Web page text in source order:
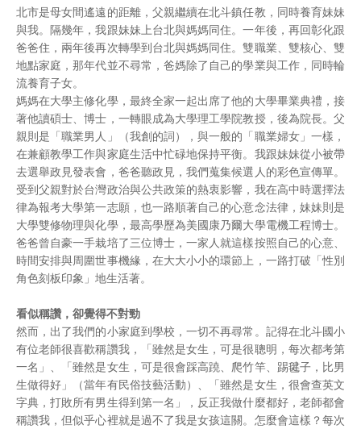
北市是母女間遙遠的距離，父親繼續在北斗鎮任教，同時養育妹妹
與我。隔幾年，我跟妹妹上台北與媽媽同住。一年後，再回彰化跟
爸爸住，兩年後再次轉學到台北與媽媽同住。雙職業、雙核心、雙
地點家庭，那年代並不尋常，爸媽除了自己的學業與工作，同時輪
流養育子女。
媽媽在大學主修化學，最終全家一起出席了他的大學畢業典禮，接
著他讀碩士、博士，一轉眼成為大學理工學院教授，後為院長。父
親則是「職業男人」（我創的詞），與一般的「職業婦女」一樣，
在兼顧教學工作與家庭生活中忙碌地保持平衡。我跟妹妹從小被帶
去選舉政見發表會，爸爸聽政見，我們蒐集候選人的彩色宣傳單。
受到父親對於台灣政治與公共政策的熱衷影響，我在高中時選擇法
律為報考大學第一志願，也一路順著自己的心意念法律，妹妹則是
大學雙修物理與化學，最高學歷為美國康乃爾大學電機工程博士。
爸爸曾自豪一手栽培了三位博士，一家人就這樣按照自己的心意、
時間安排與周圍世事機緣，在大大小小的環節上，一路打破「性別
角色刻板印象」地生活著。
看似稱讚，卻覺得不對勁
然而，出了我們的小家庭到學校，一切不再尋常。記得在北斗國小
有位老師很喜歡稱讚我，「雖然是女生，可是很聰明，每次都考第
一名」、「雖然是女生，可是很會踩高蹺、爬竹竿、踢毽子，比男
生做得好」（當年有民俗技藝活動）、「雖然是女生，很會查英文
字典，打敗所有男生得到第一名」，反正我做什麼都好，老師都會
稱讚我，但似乎心裡就是過不了我是女孩這關。怎麼會這樣？每次